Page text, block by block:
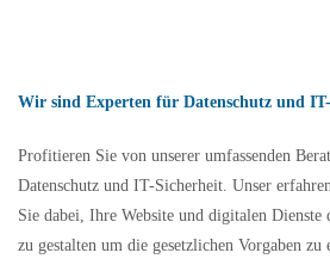
Wir sind Experten für Datenschutz und
Profitieren Sie von unserer umfassenden
Datenschutz und IT-Sicherheit. Unser
Sie dabei, Ihre Website und digitalen Dienste
zu gestalten um die gesetzlichen Vorgaben zu